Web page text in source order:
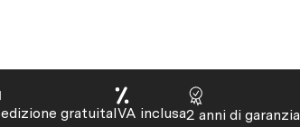
gratuitaIVA inclusa2 anni di garanzia